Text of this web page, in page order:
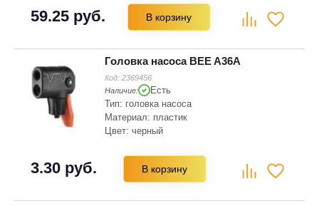
Dunlop (DV), Presta (SV)
59.25 руб. В корзину
Головка насоса BEE A36A
Код: 2369456
Наличие:
Есть
Тип: головка насоса
Материал: пластик
Цвет: черный
3.30 руб. В корзину